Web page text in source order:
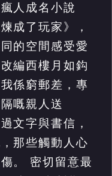
人成名小說
成了玩家》，
的空間感受愛
編西樓月如鈎
係窮郵差，專
嘅親人送
文字與書信，
那些觸動人心
。 密切留意最